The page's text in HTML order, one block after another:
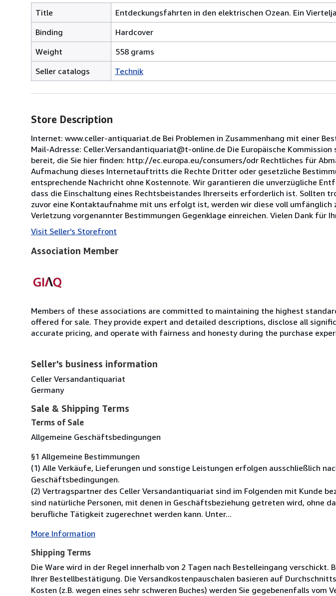
Title
Entdeckungsfahrten in den elektrischen Ozean. Ein
Binding
Hardcover
Weight
558 grams
Seller catalogs
Technik
Store Description
Internet: www.celler-antiquariat.de Bei Problemen in Zusammenhang mit einer
Mail-Adresse: Celler.Versandantiquariat@t-online.de Die Europäische
bereit, die Sie hier finden: http://ec.europa.eu/consumers/odr Rechtliches für
Aufmachung dieses Internetauftritts die Rechte Dritter oder gesetzliche
entsprechende Nachricht ohne Kostennote. Wir garantieren die unverzügliche
dass die Einschaltung eines Rechtsbeistandes Ihrerseits erforderlich ist. Sollten
zuvor eine Kontaktaufnahme mit uns erfolgt ist, werden wir diese voll umfänglich
Verletzung vorgenannter Bestimmungen Gegenklage einreichen. Vielen Dank für
Visit Seller's Storefront
Association Member
Members of these associations are committed to maintaining the highest
offered for sale. They provide expert and detailed descriptions, disclose all
accurate pricing, and operate with fairness and honesty during the purchase
Seller's business information
Celler Versandantiquariat
Germany
Sale & Shipping Terms
Terms of Sale
Allgemeine Geschäftsbedingungen
§1 Allgemeine Bestimmungen
(1) Alle Verkäufe, Lieferungen und sonstige Leistungen erfolgen ausschließlich
Geschäftsbedingungen.
(2) Vertragspartner des Celler Versandantiquariat sind im Folgenden mit Kunde
sind natürliche Personen, mit denen in Geschäftsbeziehung getreten wird, ohne
berufliche Tätigkeit zugerechnet werden kann. Unter...
More Information
Shipping Terms
Die Ware wird in der Regel innerhalb von 2 Tagen nach Bestelleingang
Ihrer Bestellbestätigung. Die Versandkostenpauschalen basieren auf
Kosten (z.B. wegen eines sehr schweren Buches) werden Sie gegebenenfalls vom